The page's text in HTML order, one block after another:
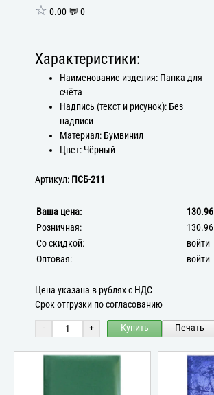
☆ 0.00 💬 0
Характеристики:
Наименование изделия: Папка для
счёта
Надпись (текст и рисунок): Без
надписи
Материал: Бумвинил
Цвет: Чёрный
Артикул: ПСБ-211
Ваша цена:
130.96
Розничная:
130.96
Со скидкой:
войти
Оптовая:
войти
Цена указана в рублях с НДС
Срок отгрузки по согласованию
- + Купить Печать